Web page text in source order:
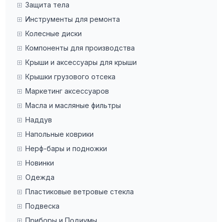
Защита тела
Инструменты для ремонта
Колесные диски
Компоненты для производства
Крыши и аксессуары для крыши
Крышки грузового отсека
Маркетинг аксессуаров
Масла и масляные фильтры
Наддув
Напольные коврики
Нерф-бары и подножки
Новинки
Одежда
Пластиковые ветровые стекла
Подвеска
Приборы и Подиумы